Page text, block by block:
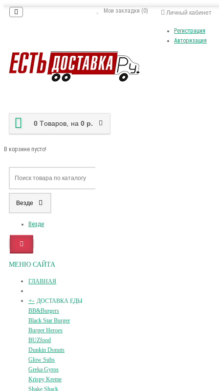
Личный кабинет
Регистрация
Авторизация
Мои закладки (0)
0 Tоваров, на 0 р.
В корзине пусто!
Везде
Везде
МЕНЮ САЙТА
ГЛАВНАЯ
+- ДОСТАВКА ЕДЫ
BB&Burgers
Black Star Burger
Burger Heroes
BUZfood
Dunkin Donuts
Glow Subs
Greka Gyros
Krispy Kreme
Shake Shack